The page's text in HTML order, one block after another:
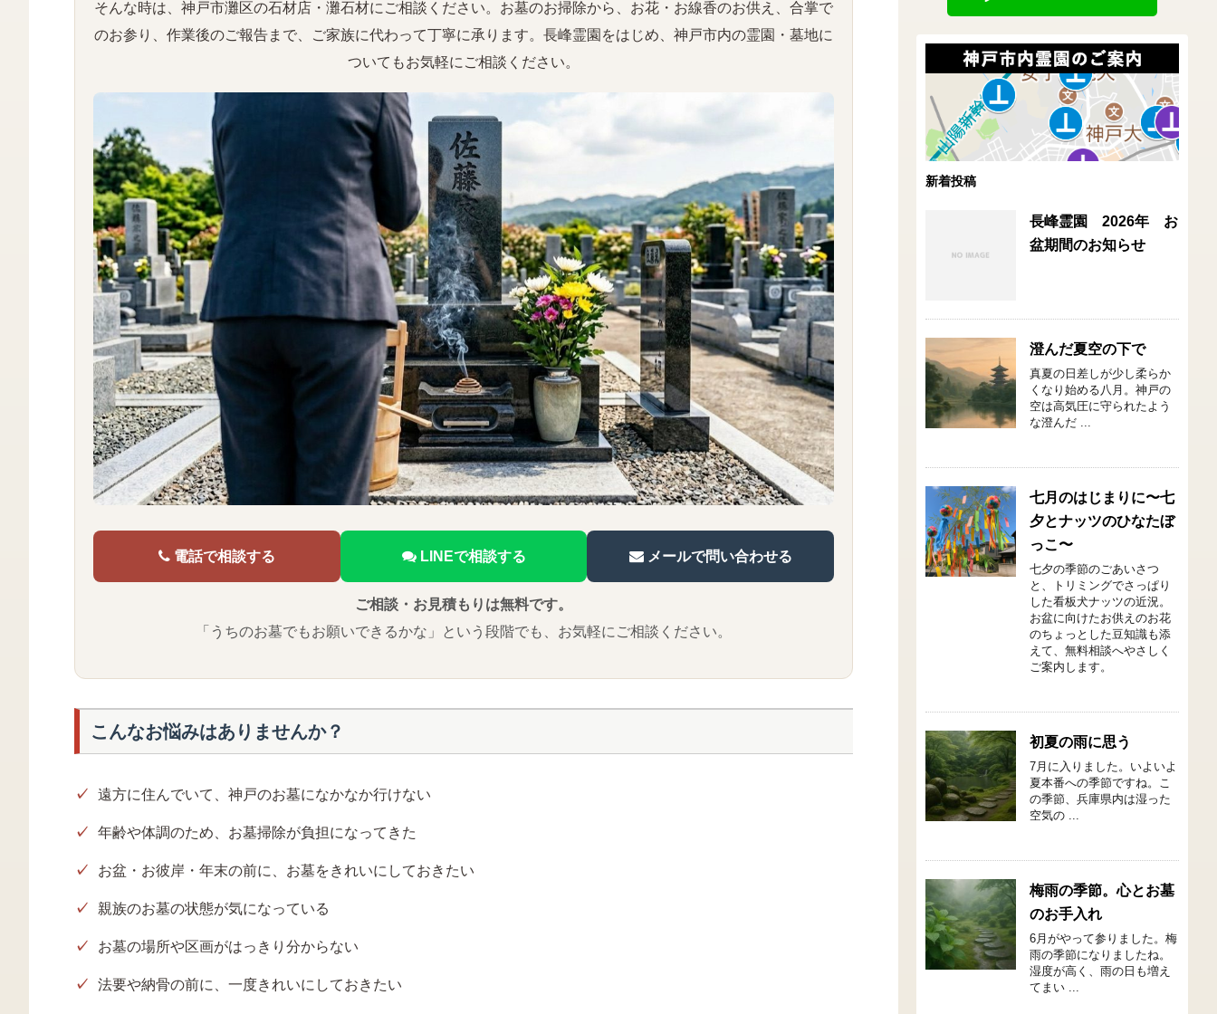
そんな時は、神戸市灘区の石材店・灘石材にご相談ください。お墓のお掃除から、お花・お線香のお供え、合掌で
のお参り、作業後のご報告まで、ご家族に代わって丁寧に承ります。長峰霊園をはじめ、神戸市内の霊園・墓地に
ついてもお気軽にご相談ください。
電話で相談する LINEで相談する メールで問い合わせる
ご相談・お見積もりは無料です。
「うちのお墓でもお願いできるかな」という段階でも、お気軽にご相談ください。
こんなお悩みはありませんか？
遠方に住んでいて、神戸のお墓になかなか行けない
年齢や体調のため、お墓掃除が負担になってきた
お盆・お彼岸・年末の前に、お墓をきれいにしておきたい
親族のお墓の状態が気になっている
お墓の場所や区画がはっきり分からない
法要や納骨の前に、一度きれいにしておきたい
新着投稿
長峰霊園 2026年 お
盆期間のお知らせ
澄んだ夏空の下で
真夏の日差しが少し柔らか
くなり始める八月。神戸の
空は高気圧に守られたよう
な澄んだ ...
七月のはじまりに〜七
夕とナッツのひなたぼ
っこ〜
七夕の季節のごあいさつ
と、トリミングでさっぱり
した看板犬ナッツの近況。
お盆に向けたお供えのお花
のちょっとした豆知識も添
えて、無料相談へやさしく
ご案内します。
初夏の雨に思う
7月に入りました。いよいよ
夏本番への季節ですね。こ
の季節、兵庫県内は湿った
空気の ...
梅雨の季節。心とお墓
のお手入れ
6月がやって参りました。梅
雨の季節になりましたね。
湿度が高く、雨の日も増え
てまい ...